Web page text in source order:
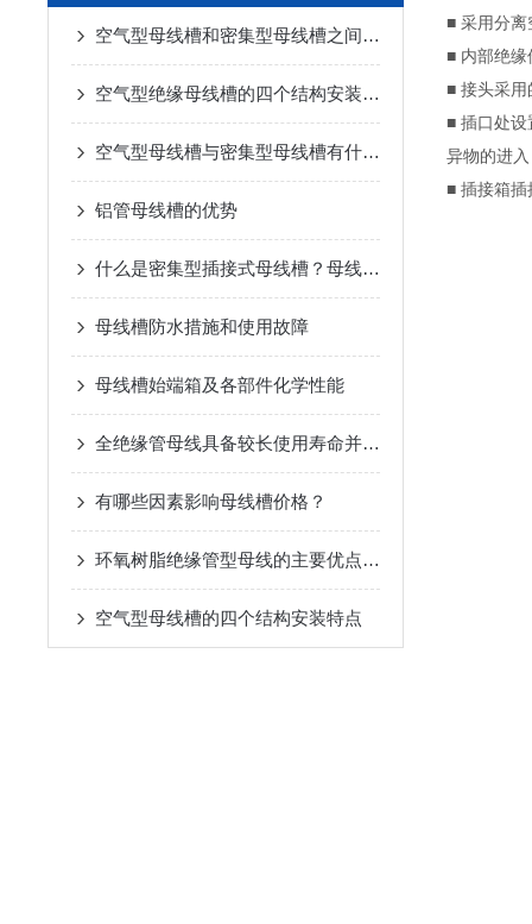
空气型母线槽和密集型母线槽之间有什么区别
空气型绝缘母线槽的四个结构安装特点
空气型母线槽与密集型母线槽有什么区别？
铝管母线槽的优势
什么是密集型插接式母线槽？母线槽特点介绍
母线槽防水措施和使用故障
母线槽始端箱及各部件化学性能
全绝缘管母线具备较长使用寿命并减少了运行成本
有哪些因素影响母线槽价格？
环氧树脂绝缘管型母线的主要优点是绝缘性能
空气型母线槽的四个结构安装特点
■ 采用分离
■ 内部绝缘
■ 接头采用
■ 插口处设
异物的进
■ 插接箱插